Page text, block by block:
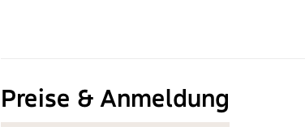
Preise & Anmeldung